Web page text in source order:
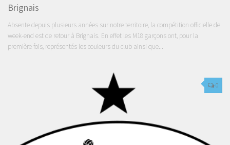
Brignais
Absente depuis plusieurs années sur notre territoire, la compétition officielle de
week-end est de retour à Brignais. En effet les M18 garçons ont, pour la
première fois, représentés les couleurs du club ainsi que...
0